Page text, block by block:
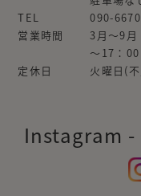
TEL
090-
営業時間
3月～9
～17：00
定休日
火曜日(不
Instagram -